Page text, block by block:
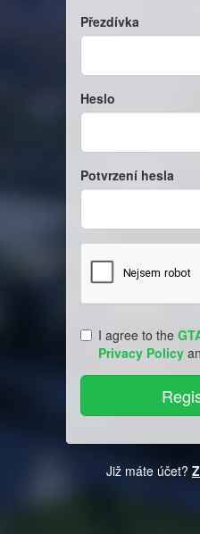
Přezdívka
Heslo
Potvrzení hesla
I agree to the
Privacy Policy
Již máte účet?